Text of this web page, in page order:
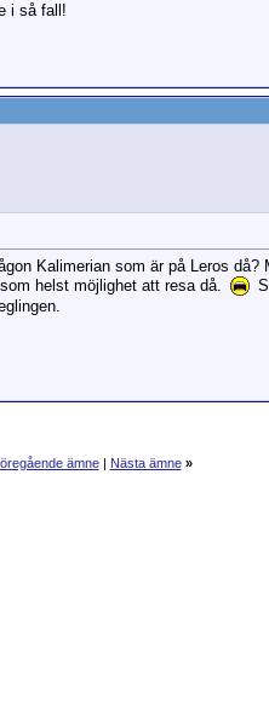
i så fall!
Kalimerian som är på Leros då?
helst möjlighet att resa då.
ämne| Nästa ämne »